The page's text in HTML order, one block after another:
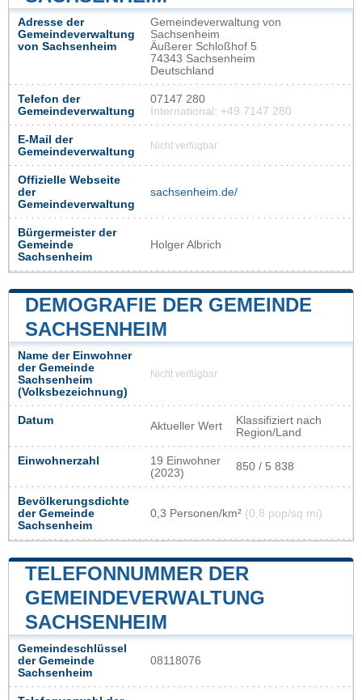
Adresse der
Gemeindeverwaltung
von Sachsenheim
Gemeindeverwaltung von
Sachsenheim
Äußerer Schloßhof 5
74343 Sachsenheim
Deutschland
Telefon der
Gemeindeverwaltung
07147 280
International: +49 7147 280
E-Mail der
Gemeindeverwaltung
Nicht verfügbar
Offizielle Webseite
der
Gemeindeverwaltung
sachsenheim.de/
Bürgermeister der
Gemeinde
Sachsenheim
Holger Albrich
DEMOGRAFIE DER GEMEINDE
SACHSENHEIM
Name der Einwohner
der Gemeinde
Sachsenheim
(Volksbezeichnung)
Nicht verfügbar
Datum Aktueller Wert
Klassifiziert nach
Region/Land
Einwohnerzahl
19 Einwohner
(2023)
850 / 5 838
Bevölkerungsdichte
der Gemeinde
Sachsenheim
0,3 Personen/km² (0,8 pop/sq mi)
TELEFONNUMMER DER
GEMEINDEVERWALTUNG
SACHSENHEIM
Gemeindeschlüssel
der Gemeinde
Sachsenheim
08118076